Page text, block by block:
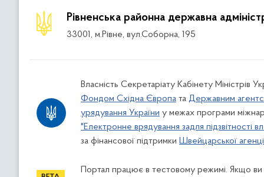
Рівненська районна державна
33001, м.Рівне, вул.Соборна, 195
Власність Секретаріату Кабінету Міністрів
Фондом Східна Європа та Державним
урядування України у межах програми
"Електронне врядування задля підзвітності
за фінансової підтримки Швейцарської
Портал працює в тестовому режимі. Якщо